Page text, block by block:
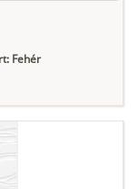
Fehér